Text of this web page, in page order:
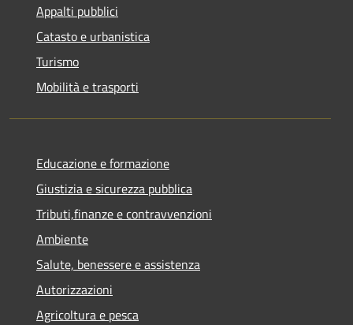
Appalti pubblici
Catasto e urbanistica
Turismo
Mobilità e trasporti
Educazione e formazione
Giustizia e sicurezza pubblica
Tributi,finanze e contravvenzioni
Ambiente
Salute, benessere e assistenza
Autorizzazioni
Agricoltura e pesca